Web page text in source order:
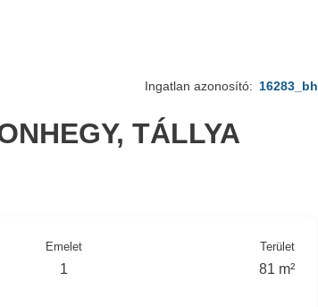
Ingatlan azonosító: 16283_bh
TÁLLYA
Emelet
1
Terület
81 m²